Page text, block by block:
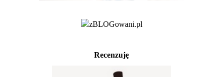
Recenzuję